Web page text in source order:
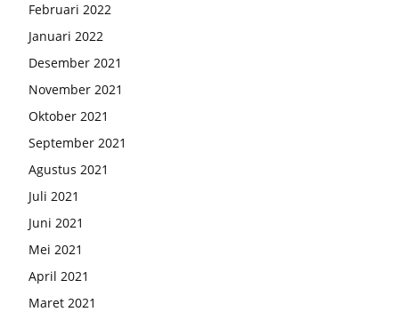
Februari 2022
Januari 2022
Desember 2021
November 2021
Oktober 2021
September 2021
Agustus 2021
Juli 2021
Juni 2021
Mei 2021
April 2021
Maret 2021